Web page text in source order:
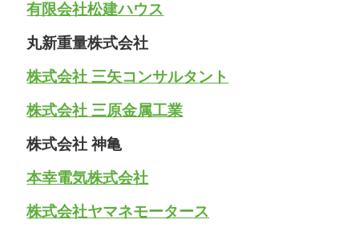
有限会社松建ハウス
丸新重量株式会社
株式会社 三矢コンサルタント
株式会社 三原金属工業
株式会社 神亀
本幸電気株式会社
株式会社ヤマネモータース